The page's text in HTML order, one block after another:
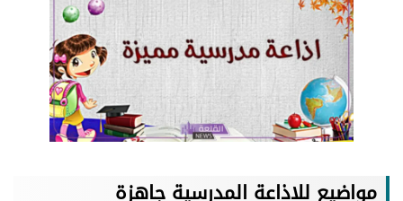
مواضيع للاذاعة المدرسية جاهزة